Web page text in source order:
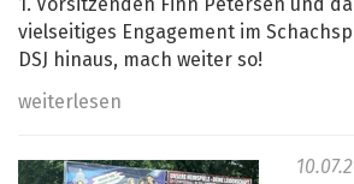
1. Vorsitzenden Finn Petersen und
vielseitiges Engagement im
DSJ hinaus, mach weiter so!
weiterlesen